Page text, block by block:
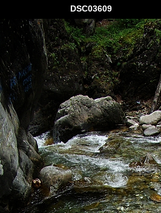
DSC03609